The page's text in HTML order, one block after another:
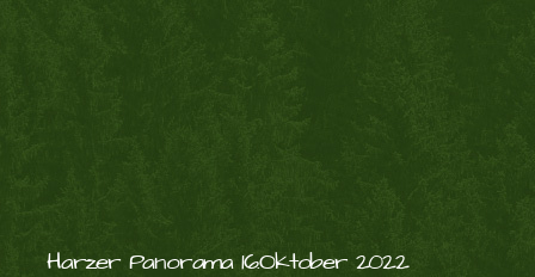
Harzer Panorama 16.Oktober 2022